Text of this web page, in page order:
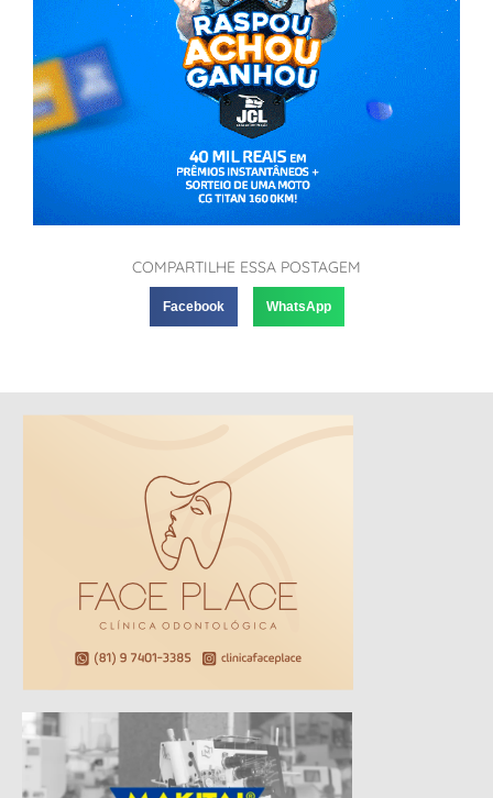
COMPARTILHE ESSA POSTAGEM
Facebook WhatsApp